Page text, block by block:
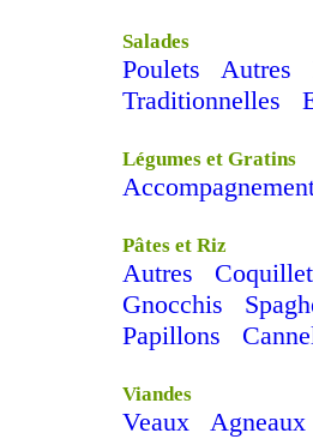
Salades
Poulets Autres
Traditionnelles
Légumes et Gratins
Pâtes et Riz
Autres
Gnocchis
Papillons
Viandes
Veaux Agneaux